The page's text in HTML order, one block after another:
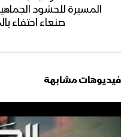
المسيرة للحشود
صنعاء احتفاء
فيديوهات مشابهة